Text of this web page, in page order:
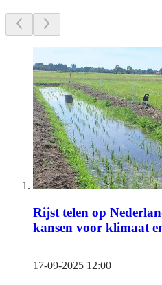
Rijst telen op
kansen voor klimaat
17-09-2025 12:00